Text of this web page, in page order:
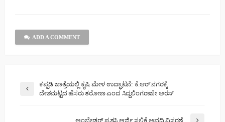
ADD A COMMENT
ಕಪ್ಪಡಿ ಜಾತ್ರೆಯಲ್ಲಿ ಕೃಷಿ ಮೇಳ ಉದ್ಘಾಟನೆ: ಕೆ.ಆರ್.ನಗರಕ್ಕೆ
ದೇಶಮಟ್ಟದ ಹೆಸರು ತರೋಣ ಎಂದ ಸಿದ್ದಲಿಂಗರಾಜೇ ಅರಸ್
ಅಂಬೇಡ್ಕರ್ ಪ್ರಶಸ್ತಿ ಅರ್ಜಿ ಸಲ್ಲಿಕೆ ಅವಧಿ ವಿಸ್ತರಣೆ